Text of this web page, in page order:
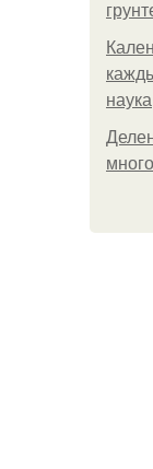
наука